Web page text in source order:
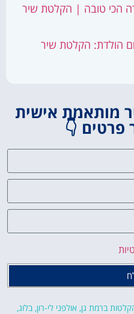
הכי טובה | הקלטת שיר
הולדת: הקלטת שיר
מותאמת אישית
פרטים 👇
ברמת גן, אולפני לי-רון,בלוג,